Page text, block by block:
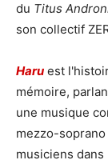
du Titus
son collectif
Haru est
mémoire,
une musique
mezzo-
musiciens